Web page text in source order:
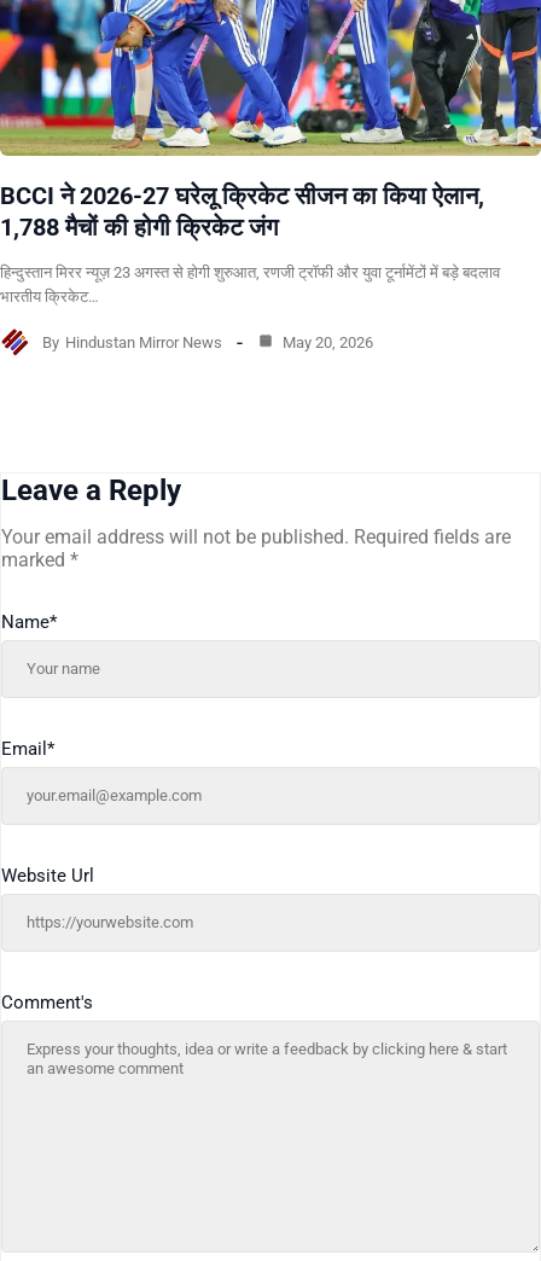
BCCI ने 2026-27 घरेलू क्रिकेट सीजन का किया ऐलान,
1,788 मैचों की होगी क्रिकेट जंग
हिन्दुस्तान मिरर न्यूज़ 23 अगस्त से होगी शुरुआत, रणजी ट्रॉफी और युवा टूर्नामेंटों में बड़े बदलाव
भारतीय क्रिकेट…
By Hindustan Mirror News May 20, 2026
Leave a Reply
Your email address will not be published. Required fields are
marked *
Comment's
Name*
Email *
Website Url